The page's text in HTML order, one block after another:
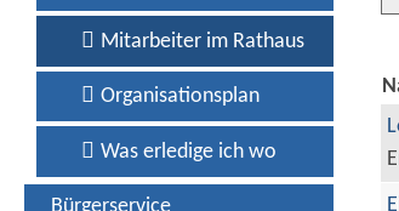
Mitarbeiter im Rathaus
Organisationsplan
Was erledige ich wo
Bürgerservice